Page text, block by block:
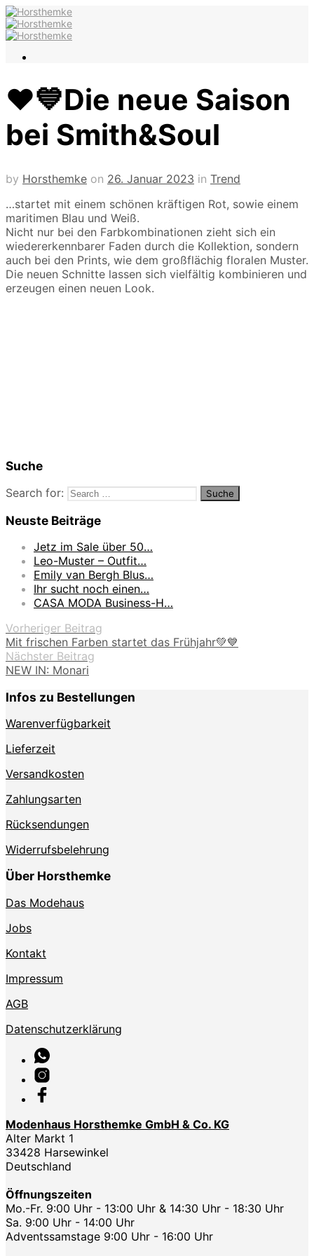
❤️💙Die neue Saison
bei Smith&Soul
by Horsthemke on 26. Januar 2023 in Trend
…startet mit einem schönen kräftigen Rot, sowie einem
maritimen Blau und Weiß.
Nicht nur bei den Farbkombinationen zieht sich ein
wiedererkennbarer Faden durch die Kollektion, sondern
auch bei den Prints, wie dem großflächig floralen Muster.
Die neuen Schnitte lassen sich vielfältig kombinieren und
erzeugen einen neuen Look.
Suche
Search for:
Neuste Beiträge
Jetz im Sale über 50…
Leo-Muster – Outfit…
Emily van Bergh Blus…
Ihr sucht noch einen…
CASA MODA Business-H…
Vorheriger Beitrag
Mit frischen Farben startet das Frühjahr💚💙
Nächster Beitrag
NEW IN: Monari
Infos zu Bestellungen
Warenverfügbarkeit
Lieferzeit
Versandkosten
Zahlungsarten
Rücksendungen
Widerrufsbelehrung
Über Horsthemke
Das Modehaus
Jobs
Kontakt
Impressum
AGB
Datenschutzerklärung
Modenhaus Horsthemke GmbH & Co. KG
Alter Markt 1
33428 Harsewinkel
Deutschland
Öffnungszeiten
Mo.-Fr. 9:00 Uhr - 13:00 Uhr & 14:30 Uhr - 18:30 Uhr
Sa. 9:00 Uhr - 14:00 Uhr
Adventssamstage 9:00 Uhr - 16:00 Uhr